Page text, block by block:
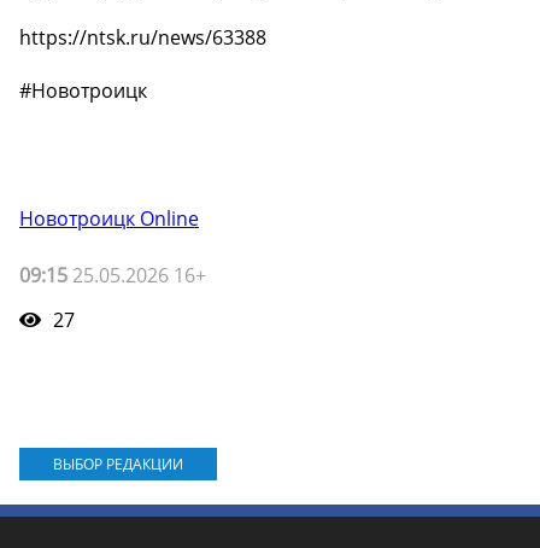
https://ntsk.ru/news/63388
#Новотроицк
Новотроицк Online
09:15 25.05.2026 16+
27
ВЫБОР РЕДАКЦИИ